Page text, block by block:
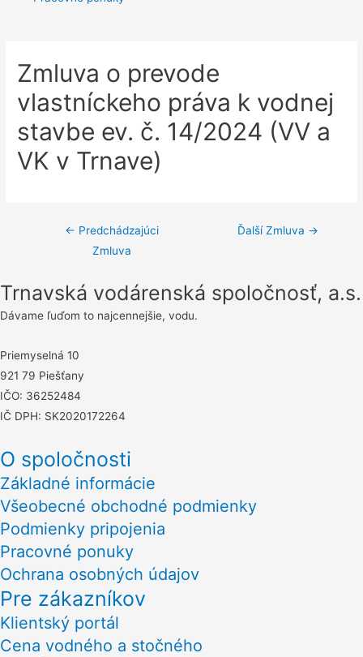
Zmluva o prevode
vlastníckeho práva k vodnej
stavbe ev. č. 14/2024 (VV a
VK v Trnave)
Navigácia
článku
← Predchádzajúci
Zmluva
Ďalší Zmluva →
Trnavská vodárenská spoločnosť, a.s.
Dávame ľuďom to najcennejšie, vodu.
Priemyselná 10
921 79 Piešťany
IČO: 36252484
IČ DPH: SK2020172264
O spoločnosti
Základné informácie
Všeobecné obchodné podmienky
Podmienky pripojenia
Pracovné ponuky
Ochrana osobných údajov
Pre zákazníkov
Klientský portál
Cena vodného a stočného